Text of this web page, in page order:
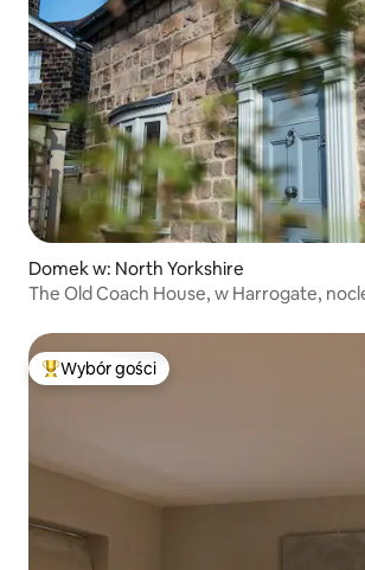
Domek w: North Yorkshire
The Old Coach House, w Harrogate,
Najpopularniejsze z kategorii Wybór gości
Wybór gości